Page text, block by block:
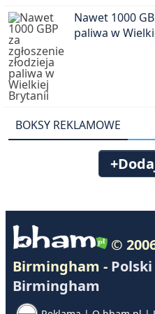
Nawet 1000
paliwa w
BOKSY REKLAMOWE
©
Birmingham -
Birmingham